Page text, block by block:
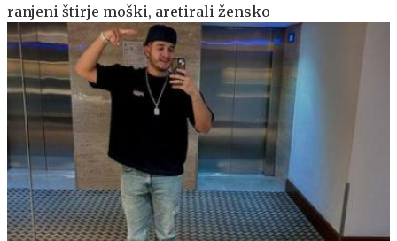
ranjeni štirje moški, aretirali žensko